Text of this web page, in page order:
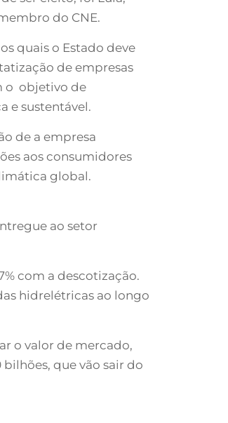
do CNE.
quais o Estado deve
de empresas
o objetivo de
e sustentável.
de a empresa
aos consumidores
global.
ao setor
com a descotização.
hidrelétricas ao longo
o valor de mercado,
que vão sair do